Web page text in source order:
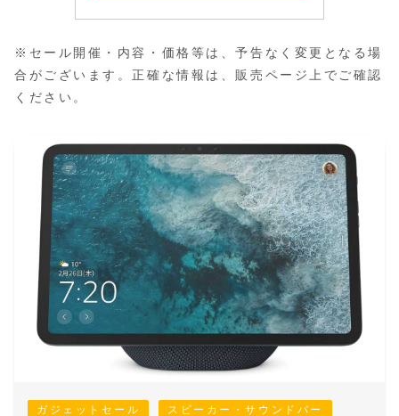
※セール開催・内容・価格等は、予告なく変更となる場
合がございます。正確な情報は、販売ページ上でご確認
ください。
ガジェットセール スピーカー・サウンドバー